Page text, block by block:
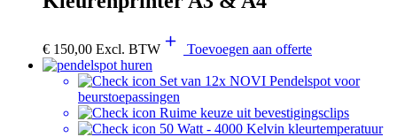
€ 150,00 Excl. BTW Toevoegen aan offerte
Set van 12x NOVI Pendelspot voor
beurstoepassingen
Ruime keuze uit bevestigingsclips
50 Watt - 4000 Kelvin kleurtemperatuur